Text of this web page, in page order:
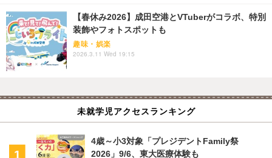
【春休み2026】成田空港とVTuberがコラボ、特別
装飾やフォトスポットも
趣味・娯楽
2026.3.11 Wed 19:15
未就学児アクセスランキング
4歳～小3対象「プレジデントFamily祭
2026」9/6、東大医療体験も